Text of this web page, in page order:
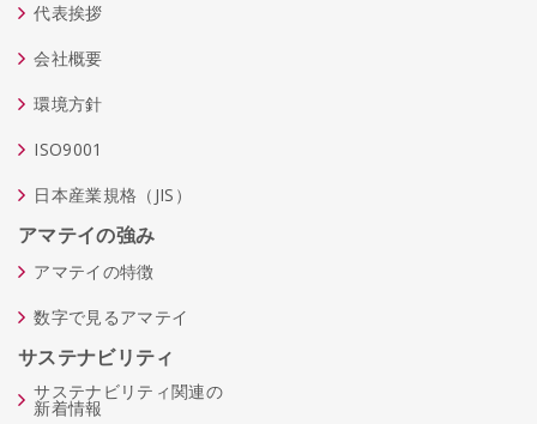
代表挨拶
会社概要
環境方針
ISO9001
日本産業規格（JIS）
アマテイの強み
アマテイの特徴
数字で見るアマテイ
サステナビリティ
サステナビリティ関連の
新着情報